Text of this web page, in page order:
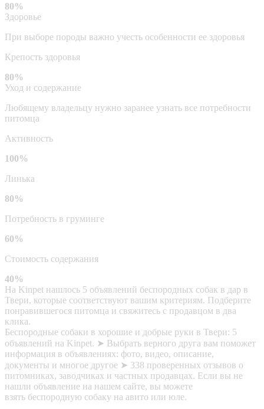
80%
Здоровье
При выборе породы важно учесть особенности ее здоровья
Крепость здоровья
80%
Уход и содержание
Любящему владельцу нужно заранее узнать все потребности
питомца
Активность
100%
Линька
80%
Потребность в груминге
60%
Стоимость содержания
40%
На Kinpet нашлось 5 объявлений беспородных собак в дар в
Твери, которые соответствуют вашим критериям. Подберите
понравившегося питомца и свяжитесь с продавцом в два
клика.
Беспородные собаки в хорошие и добрые руки в Твери: 5
объявлений на Kinpet. ➤ Выбрать верного друга вам поможет
информация в объявлениях: фото, видео, описание,
документы и многое другое ➤ 338 проверенных отзывов о
питомниках, заводчиках и частных продавцах. Если вы не
нашли объявление на нашем сайте, вы можете
взять беспородную собаку на авито или юле.